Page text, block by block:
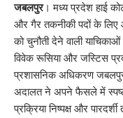
जबलपुर। मध्य प्रदेश हाई
और गैर तकनीकी पदों के लिए
को चुनौती देने वाली
विवेक रूसिया और जस्टिस
प्रशासनिक अधिकरण
अदालत ने अपने फैसले में स्पष्ट
प्रक्रिया निष्पक्ष और